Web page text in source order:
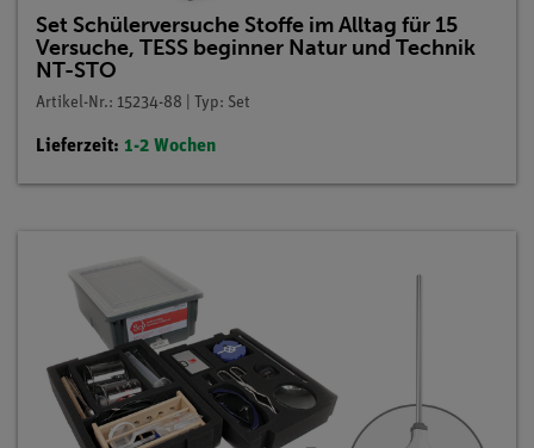
Set Schülerversuche Stoffe im Alltag für 15
Versuche, TESS beginner Natur und Technik
NT-STO
Artikel-Nr.: 15234-88 | Typ: Set
Lieferzeit: 1-2 Wochen